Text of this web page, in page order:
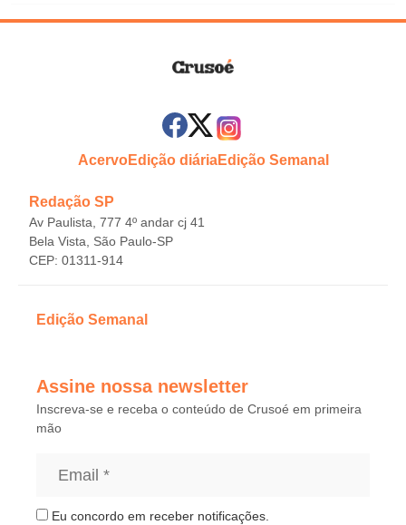
AcervoEdição diáriaEdição Semanal
Redação SP
Av Paulista, 777 4º andar cj 41
Bela Vista, São Paulo-SP
CEP: 01311-914
Edição Semanal
Assine nossa newsletter
Inscreva-se e receba o conteúdo de Crusoé em primeira
mão
Eu concordo em receber notificações.